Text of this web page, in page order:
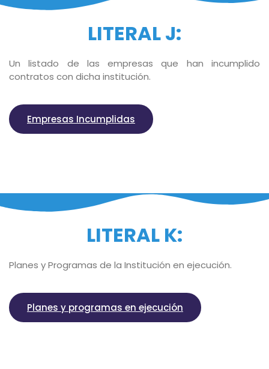
LITERAL J:
Un listado de las empresas que han incumplido
contratos con dicha institución.
Empresas Incumplidas
LITERAL K:
Planes y Programas de la Institución en ejecución.
Planes y programas en ejecución